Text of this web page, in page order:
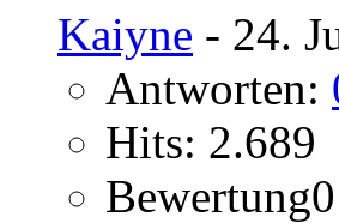
Kaiyne - 24.
Antworten:
Hits: 2.689